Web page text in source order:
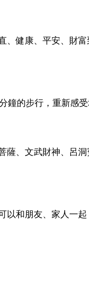
、健康、平安、財
的步行，重新感受
薩、文武財神、呂
以和朋友、家人一